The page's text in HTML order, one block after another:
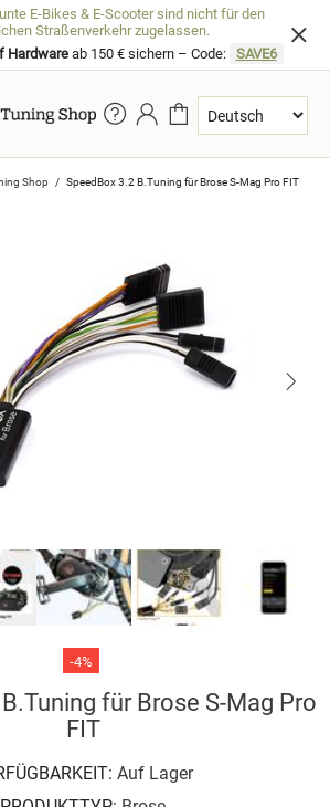
E-Bikes & E-Scooter sind nicht für den
Straßenverkehr zugelassen.
Hardwareab 150 € sichern – Code: SAVE6
Shop SpeedBox 3.2 B.Tuning für Brose S-Mag Pro FIT
-4%
für Brose S-Mag Pro
FIT
Auf Lager